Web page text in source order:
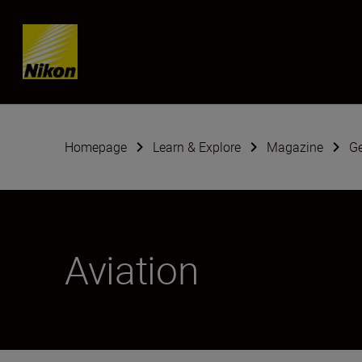
Skip content
Homepage Learn & Explore Magazine
Aviation